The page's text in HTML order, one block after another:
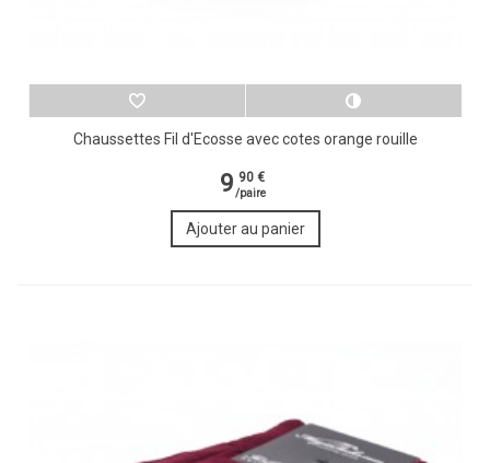
Chaussettes Fil d'Ecosse avec cotes orange rouille
9 90 €
/paire